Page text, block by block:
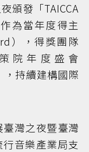
頒發「TAICCA
為當年度得主
），得獎團隊
院年度盛會
，持續建構國際
灣之夜暨臺灣
音樂產業局支